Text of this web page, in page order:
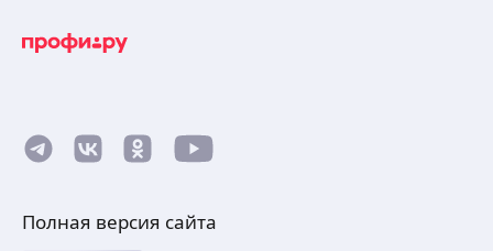
Полная версия сайта